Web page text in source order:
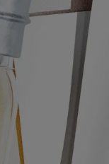
Pytania i
Czy Joga Jest
W Których
Jak Wyglądają